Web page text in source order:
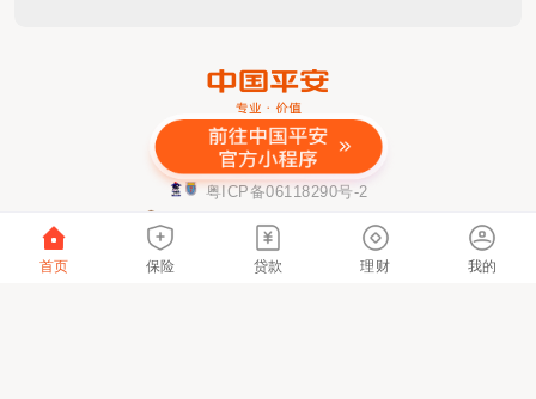
金融许可证公示
粤ICP备06118290号-2
该网站已支持IPv6
本网站仅提供链接服务及技术支持，网站内容由
首页 保险 贷款 理财 我的